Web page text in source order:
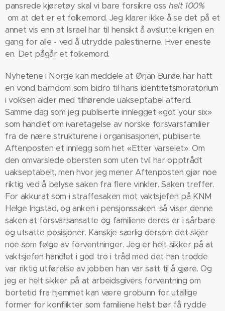
pansrede kjøretøy skal vi bare forsikre oss helt 100%
om at det er et folkemord. Jeg klarer ikke å se det på et
annet vis enn at Israel har til hensikt å avslutte krigen en
gang for alle - ved å utrydde palestinerne. Hver eneste
en. Det pågår et folkemord.
Nyhetene i Norge kan meddele at Ørjan Burøe har hatt
en vond barndom som bidro til hans identitetsmoratorium
i voksen alder med tilhørende uakseptabel atferd.
Samme dag som jeg publiserte innlegget «got your six»
som handlet om ivaretagelse av norske forsvarsfamilier
fra de nære strukturene i organisasjonen, publiserte
Aftenposten et innlegg som het «Etter varselet». Om
den omvarslede obersten som uten tvil har opptrådt
uakseptabelt, men hvor jeg mener Aftenposten gjør noe
riktig ved å belyse saken fra flere vinkler. Saken treffer.
For akkurat som i straffesaken mot vaktsjefen på KNM
Helge Ingstad, og anken i pensjonssaken, så viser denne
saken at forsvarsansatte og familiene deres er i sårbare
og utsatte posisjoner. Kanskje særlig dersom det skjer
noe som følge av forventninger. Jeg er helt sikker på at
vaktsjefen handlet i god tro i tråd med det han trodde
var riktig utførelse av jobben han var satt til å gjøre. Og
jeg er helt sikker på at arbeidsgivers forventning om
bortetid fra hjemmet kan være grobunn for utallige
former for konflikter som familiene helst bør få rydde